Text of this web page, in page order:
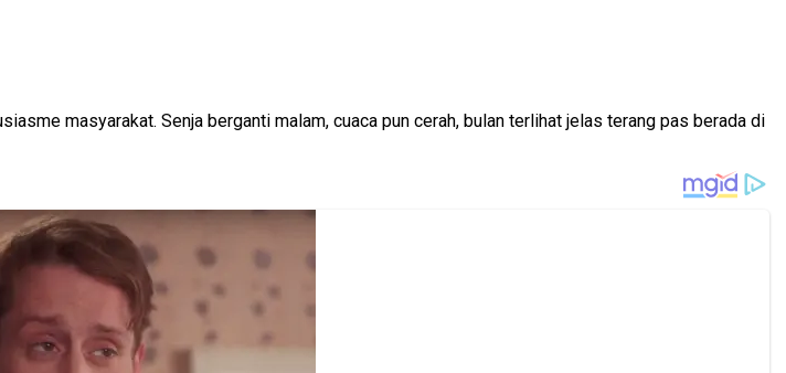
masyarakat. Senja berganti malam, cuaca pun cerah, bulan terlihat jelas terang pas berada di